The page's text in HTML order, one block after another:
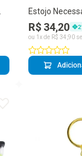
Estojo
Taimes
Disney Média
Transparente
R$ 34,20 2
ou 1 x de R$ 34 90